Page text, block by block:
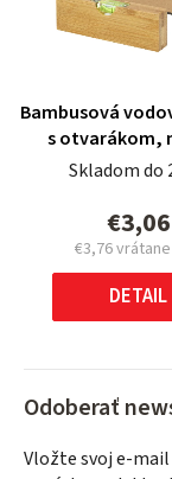
Bambusová
s otvarákom,
Skladom do
€3,06
€3,76 vrátane
cena:
DETAIL
Odoberať
Vložte svoj e-